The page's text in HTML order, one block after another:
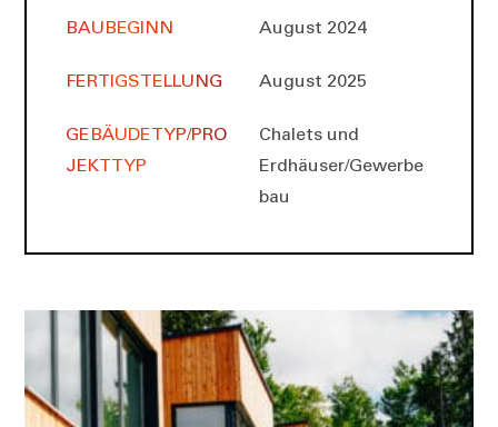
BAUBEGINN August 2024
FERTIGSTELLUNG August 2025
GEBÄUDETYP/PRO
JEKTTYP
Chalets und
Erdhäuser/Gewerbe
bau